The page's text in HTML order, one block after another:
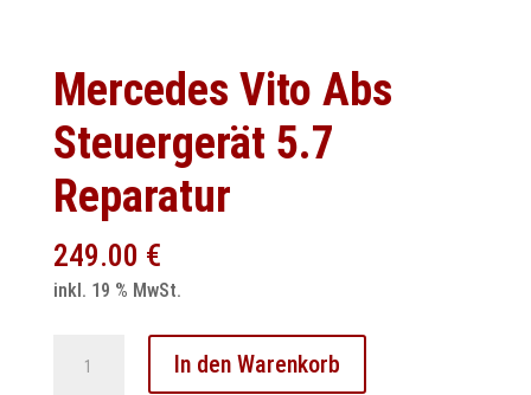
Mercedes Vito Abs
Steuergerät 5.7
Reparatur
249.00 €
inkl. 19 % MwSt.
Vito
In den Warenkorb